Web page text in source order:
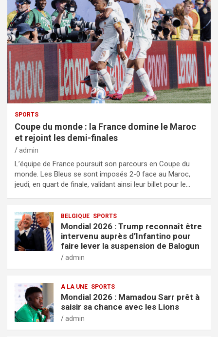
SPORTS
Coupe du monde : la France domine le Maroc
et rejoint les demi-finales
admin
L’équipe de France poursuit son parcours en Coupe du
monde. Les Bleus se sont imposés 2-0 face au Maroc,
jeudi, en quart de finale, validant ainsi leur billet pour le…
BELGIQUE SPORTS
Mondial 2026 : Trump reconnaît être
intervenu auprès d’Infantino pour
faire lever la suspension de Balogun
admin
A LA UNE SPORTS
Mondial 2026 : Mamadou Sarr prêt à
saisir sa chance avec les Lions
admin